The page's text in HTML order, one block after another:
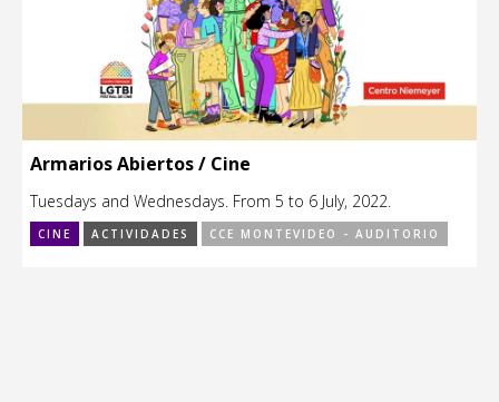
Armarios Abiertos / Cine
Tuesdays and Wednesdays. From 5 to 6 July, 2022.
CINE ACTIVIDADES CCE MONTEVIDEO - AUDITORIO